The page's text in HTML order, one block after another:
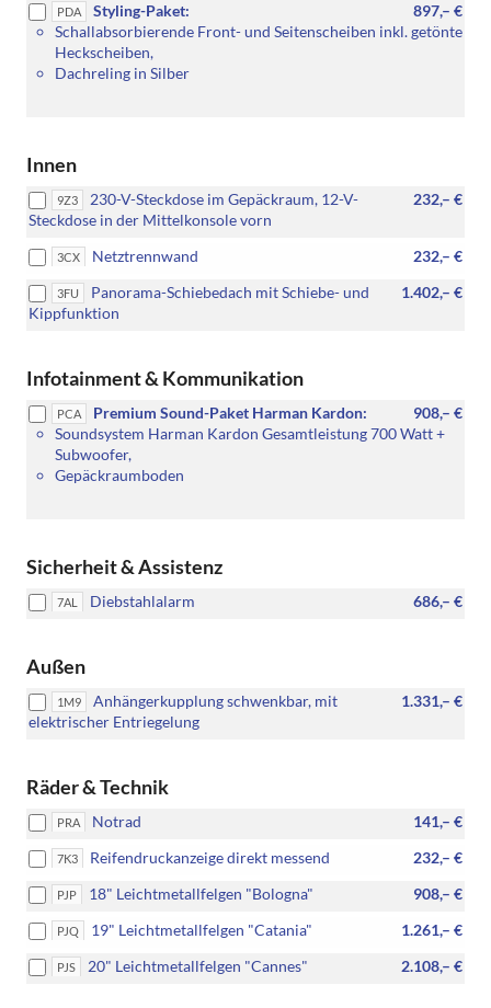
PDA 897,– €
Styling-Paket:
Schallabsorbierende Front- und Seitenscheiben inkl. getönte
Heckscheiben,
Dachreling in Silber
Innen
9Z3 232,– €
230-V-Steckdose im Gepäckraum, 12-V-
Steckdose in der Mittelkonsole vorn
3CX 232,– €
Netztrennwand
3FU 1.402,– €
Panorama-Schiebedach mit Schiebe- und
Kippfunktion
Infotainment & Kommunikation
PCA 908,– €
Premium Sound-Paket Harman Kardon:
Soundsystem Harman Kardon Gesamtleistung 700 Watt +
Subwoofer,
Gepäckraumboden
Sicherheit & Assistenz
7AL 686,– €
Diebstahlalarm
Außen
1M9 1.331,– €
Anhängerkupplung schwenkbar, mit
elektrischer Entriegelung
Räder & Technik
PRA 141,– €
Notrad
7K3 232,– €
Reifendruckanzeige direkt messend
PJP 908,– €
18" Leichtmetallfelgen "Bologna"
PJQ 1.261,– €
19" Leichtmetallfelgen "Catania"
PJS 2.108,– €
20" Leichtmetallfelgen "Cannes"